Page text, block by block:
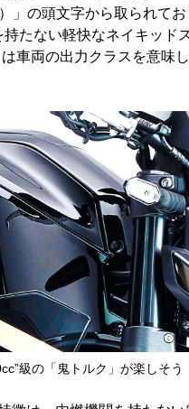
」の頭文字から取られてお
持たない軽快なネイキッド
車両の出力クラスを意味
級の「鬼トルク」が楽しそう